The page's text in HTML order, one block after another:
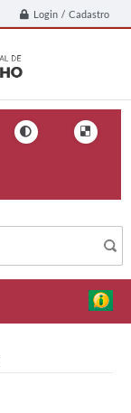
Login / Cadastro